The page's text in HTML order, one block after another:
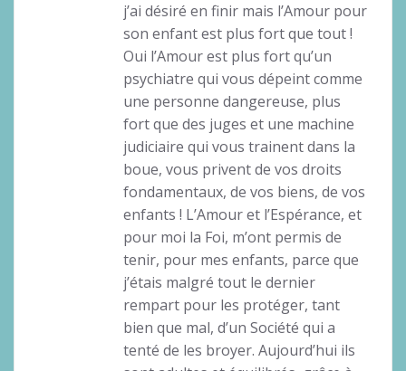
j’ai désiré en finir mais l’Amour pour
son enfant est plus fort que tout !
Oui l’Amour est plus fort qu’un
psychiatre qui vous dépeint comme
une personne dangereuse, plus
fort que des juges et une machine
judiciaire qui vous trainent dans la
boue, vous privent de vos droits
fondamentaux, de vos biens, de vos
enfants ! L’Amour et l’Espérance, et
pour moi la Foi, m’ont permis de
tenir, pour mes enfants, parce que
j’étais malgré tout le dernier
rempart pour les protéger, tant
bien que mal, d’un Société qui a
tenté de les broyer. Aujourd’hui ils